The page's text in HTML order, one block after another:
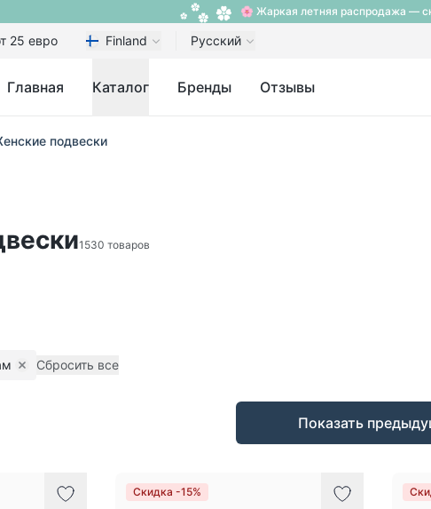
🌸 Жаркая летняя распродажа —
25 евро Finland Русский
Главная Каталог Бренды Отзывы
подвески
1530 товаров
Remove filter
Сбросить все
Показать
Скидка -15%